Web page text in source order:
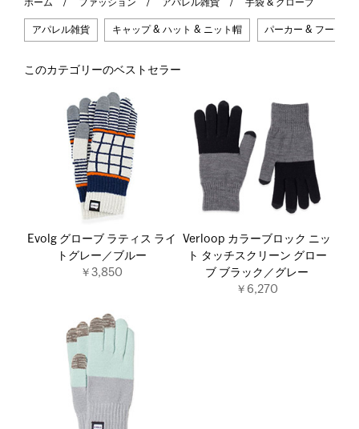
ホーム ファッション アパレル雑貨 手袋 & グローブ
アパレル雑貨 キャップ & ハット & ニット帽 パーカー & フーディ
このカテゴリーのベストセラー
Evolg グローブ ラティス ライ
トグレー／ブルー
￥3,850
Verloop カラーブロック ニッ
ト タッチスクリーン グロー
ブ ブラック／グレー
￥6,270